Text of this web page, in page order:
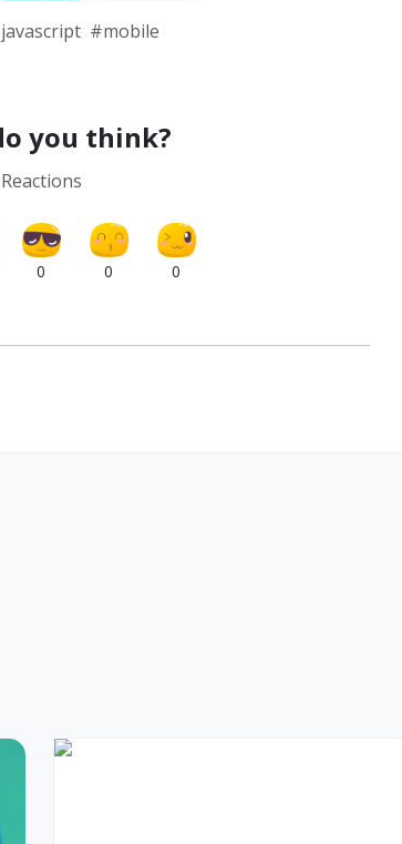
javascript #mobile
you think?
Reactions
0 0 0